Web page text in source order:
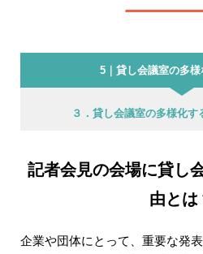
5｜貸し会議室の多
３．貸し会議室の多様化す
記者会見の会場に貸し
由とは
企業や団体にとって、重要な発